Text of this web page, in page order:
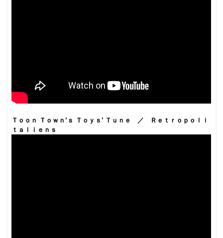
Ｔｏｏｎ Ｔｏｗｎ’ｓ Ｔｏｙｓ’ Ｔｕｎｅ ／ Ｒｅｔｒｏｐｏｌｉ
ｔａｌｉｅｎｓ